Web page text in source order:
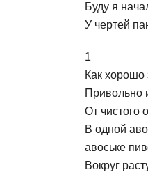
Буду я
У чертей
1
Как хорошо
Привольно
От чистого
В одной
авоське
Вокруг